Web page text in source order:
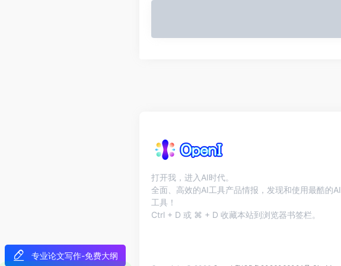
专业论文写作-免费大纲
打开我，进入AI时代。
全面、高效的AI工具产品情报，发现和使用最酷的AI
工具！
Ctrl + D 或 ⌘ + D 收藏本站到浏览器书签栏。